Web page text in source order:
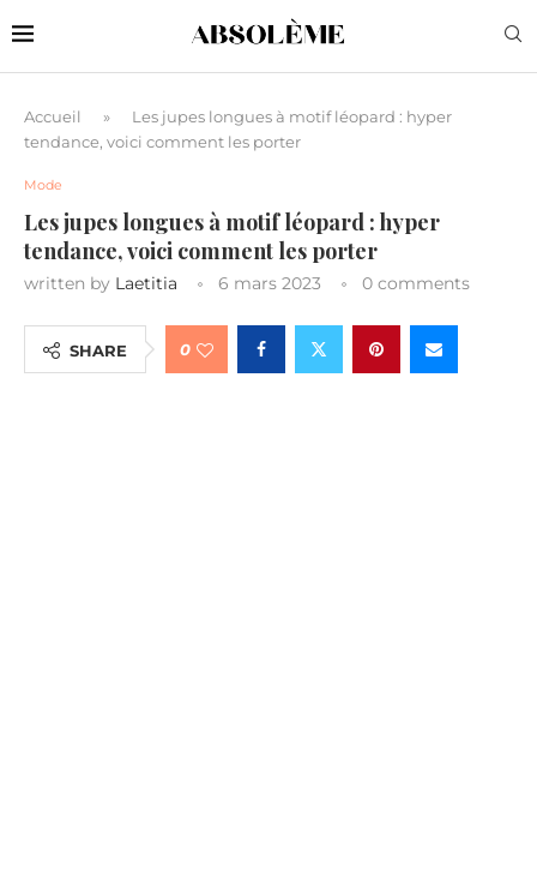
Accueil »
Les jupes longues à motif léopard : hyper
tendance, voici comment les porter
Mode
Les jupes longues à motif léopard : hyper
tendance, voici comment les porter
written by Laetitia 6 mars 2023 0 comments
SHARE 0